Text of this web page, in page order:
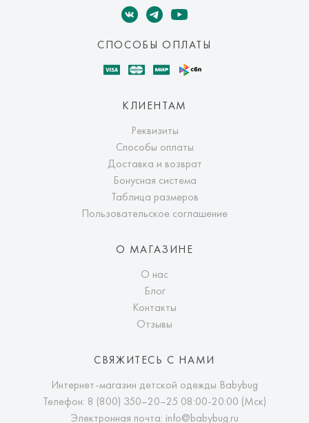
СПОСОБЫ ОПЛАТЫ
КЛИЕНТАМ
Реквизиты
Способы оплаты
Доставка и возврат
Бонусная система
Таблица размеров
Пользовательское соглашение
О МАГАЗИНЕ
О нас
Блог
Контакты
Отзывы
СВЯЖИТЕСЬ С НАМИ
Интернет-магазин детской одежды Babybug
Телефон: 8 (800) 350–20–25 08:00-20:00 (Мск)
Электронная почта: info@babybug.ru